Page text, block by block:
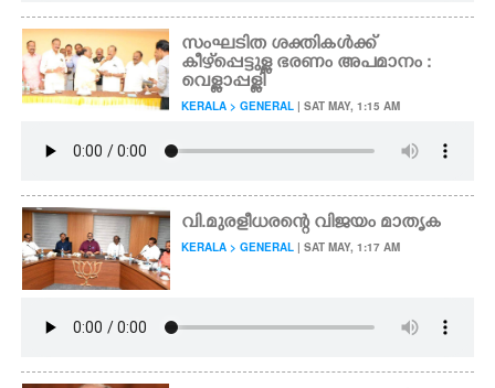
സംഘടിത ശക്തികൾക്ക്
കീഴ്‌പ്പെട്ടുള്ള ഭരണം അപമാനം :
വെള്ളാപ്പള്ളി
KERALA > GENERAL | SAT MAY, 1:15 AM
വി.മുരളീധരന്റെ വിജയം മാതൃക
KERALA > GENERAL | SAT MAY, 1:17 AM